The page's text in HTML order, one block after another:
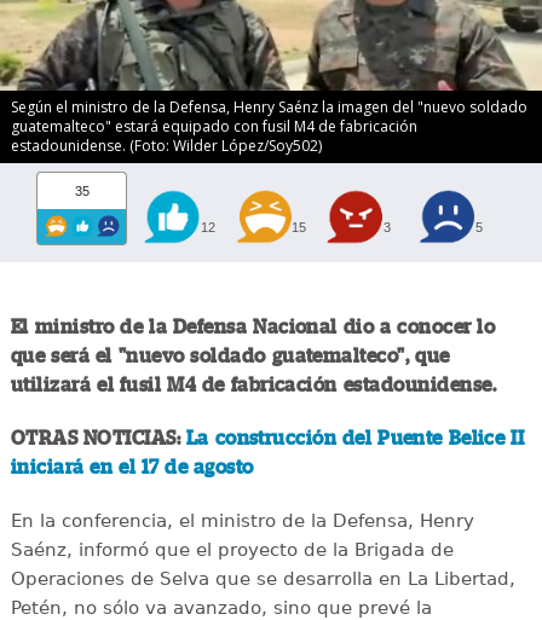
Según el ministro de la Defensa, Henry Saénz la imagen del "nuevo soldado
guatemalteco" estará equipado con fusil M4 de fabricación
estadounidense. (Foto: Wilder López/Soy502)
35
12 15 3 5
El ministro de la Defensa Nacional dio a conocer lo
que será el "nuevo soldado guatemalteco", que
utilizará el fusil M4 de fabricación estadounidense.
OTRAS NOTICIAS:La construcción del Puente Belice II
iniciará en el 17 de agosto
En la conferencia, el ministro de la Defensa, Henry
Saénz, informó que el proyecto de la Brigada de
Operaciones de Selva que se desarrolla en La Libertad,
Petén, no sólo va avanzado, sino que prevé la